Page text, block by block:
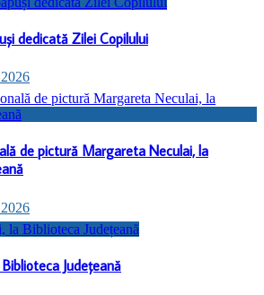
dedicată Zilei Copilului
de pictură Margareta Neculai, la
Județeană